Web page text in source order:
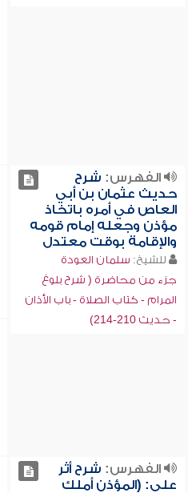
الفهرس: شرح
حديث عثمان بن أبي
العاص في أمره باتخاذ
مؤذن وجعله إمام قومه
والإقامة بوقت معتدل
للشيخ: سلمان العودة
جزء من محاضرة ( شرح بلوغ
المرام - كتاب الصلاة - باب الأذان
- حديث 210-214)
الفهرس: شرح أثر
علي: (المؤذن أملك